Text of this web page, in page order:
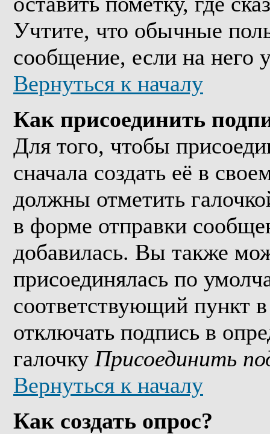
Учтите, что обычные
сообщение, если на него
Вернуться к началу
Как присоединить
Для того, чтобы
сначала создать её в
должны отметить
в форме отправки
добавилась. Вы также
присоединялась по
соответствующий пункт
отключать подпись в
галочку Присоединить
Вернуться к началу
Как создать опрос?